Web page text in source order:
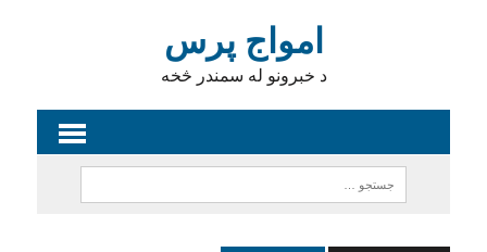
امواج پرس
د خبرونو له سمندر څخه